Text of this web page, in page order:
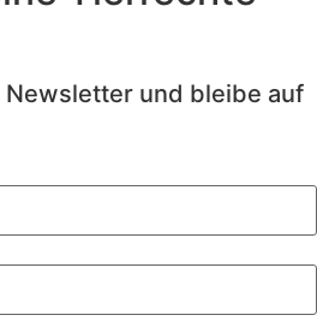
und bleibe auf